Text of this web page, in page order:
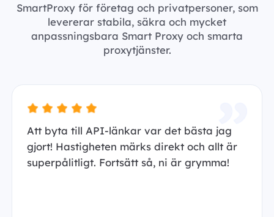
SmartProxy för företag och privatpersoner, som
levererar stabila, säkra och mycket
anpassningsbara Smart Proxy och smarta
proxytjänster.
Att byta till API-länkar var det bästa jag
gjort! Hastigheten märks direkt och allt är
superpålitligt. Fortsätt så, ni är grymma!